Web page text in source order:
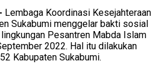
Lembaga Koordinasi Kesejahteraan
Sukabumi menggelar bakti sosial
Pesantren Mabda Islam
2022. Hal itu dilakukan
Kabupaten Sukabumi.